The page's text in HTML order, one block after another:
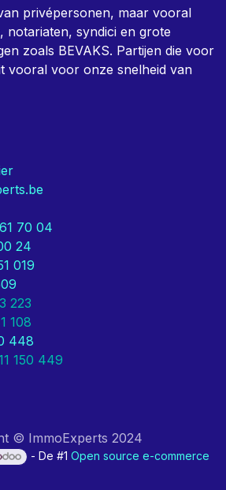
privépersonen, maar vooral
notariaten, syndici en grote
zoals BEVAKS. Partijen die voor
vooral voor onze snelheid van
70 04
24
019
223
108
448
150 449
© ImmoExperts 2024
- De #1Open source e-commerce